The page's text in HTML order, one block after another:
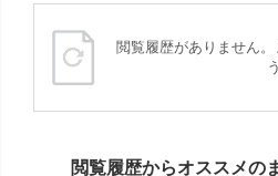
閲覧履歴がありません
閲覧履歴からオススメの